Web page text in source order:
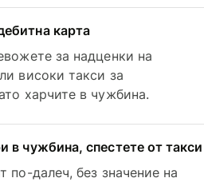
карта
за надценки на
високи такси за
харчите в чужбина.
в чужбина, спестете от такси
по-далеч, без значение на